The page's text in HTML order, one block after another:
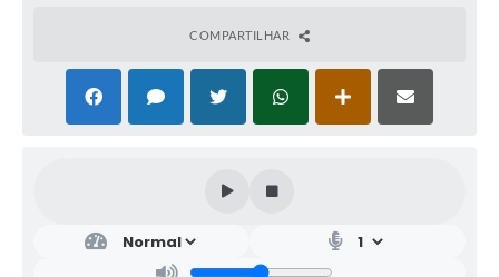
COMPARTILHAR